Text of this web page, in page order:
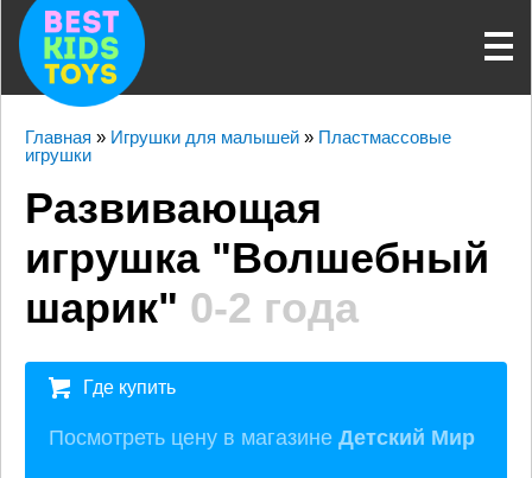
Главная » Игрушки для малышей » Пластмассовые
игрушки
Развивающая
игрушка "Волшебный
шарик" 0-2 года
Где купить
Посмотреть цену в магазине Детский Мир